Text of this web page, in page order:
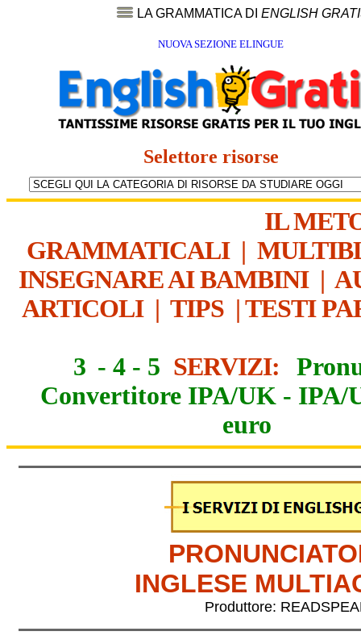
LA GRAMMATICA DI ENGLISH
NUOVA SEZIONE ELINGUE
Selettore risorse
IL
GRAMMATICALI|
INSEGNARE AI BAMBINI|
ARTICOLI| TIPS| TESTI
3 - 4 - 5 SERVIZI:
Convertitore IPA/UK - IPA/
euro
INGLESE
Produttore: